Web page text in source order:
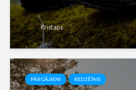
Kristaps
PĀRGĀJIENI REDZĒTAIS